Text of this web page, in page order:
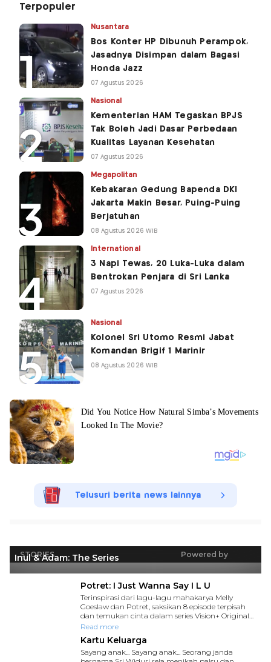
Terpopuler
Nusantara
Bos Konter HP Dibunuh Perampok,
Jasadnya Disimpan dalam Bagasi
Honda Jazz
07 Agustus 2026
Nasional
Kementerian HAM Tegaskan BPJS
Tak Boleh Jadi Dasar Perbedaan
Kualitas Layanan Kesehatan
07 Agustus 2026
Megapolitan
Kebakaran Gedung Bapenda DKI
Jakarta Makin Besar, Puing-Puing
Berjatuhan
08 Agustus 2026 WIB
International
3 Napi Tewas, 20 Luka-Luka dalam
Bentrokan Penjara di Sri Lanka
07 Agustus 2026
Nasional
Kolonel Sri Utomo Resmi Jabat
Komandan Brigif 1 Marinir
08 Agustus 2026 WIB
Telusuri berita news lainnya